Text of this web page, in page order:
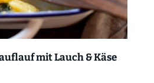
mit Lauch & Käse